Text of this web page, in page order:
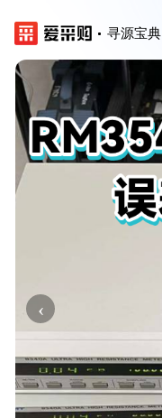
寻源宝典
‹